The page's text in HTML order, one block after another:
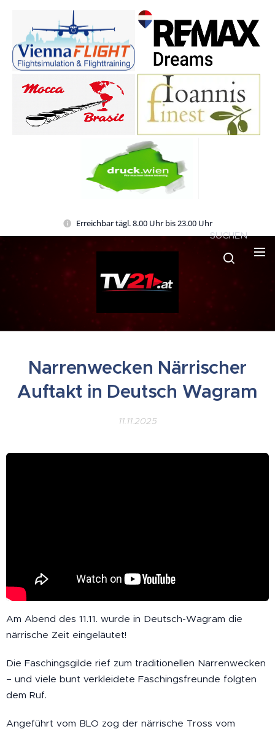
Erreichbar tägl. 8.00 Uhr bis 23.00 Uhr
SUCHEN
Narrenwecken Närrischer
Auftakt in Deutsch Wagram
11.11.2025
Am Abend des 11.11. wurde in Deutsch-Wagram die
närrische Zeit eingeläutet! 🎭
Die Faschingsgilde rief zum traditionellen Narrenwecken
– und viele bunt verkleidete Faschingsfreunde folgten
dem Ruf.
Angeführt vom BLO zog der närrische Tross vom